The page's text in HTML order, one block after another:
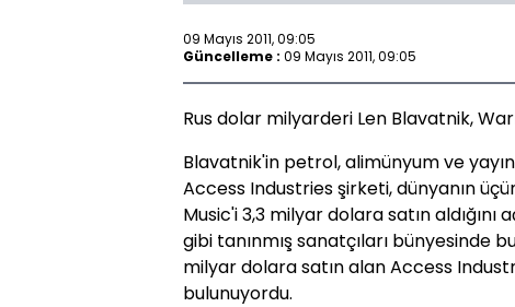
09 Mayıs 2011, 09:05
Güncelleme : 09 Mayıs 2011, 09:05
Rus dolar milyarderi Len Blavatnik,
Blavatnik'in petrol, alimünyum ve
Access Industries şirketi, dünyanın
Music'i 3,3 milyar dolara satın aldığını
gibi tanınmış sanatçıları bünyesinde
milyar dolara satın alan Access
bulunuyordu.